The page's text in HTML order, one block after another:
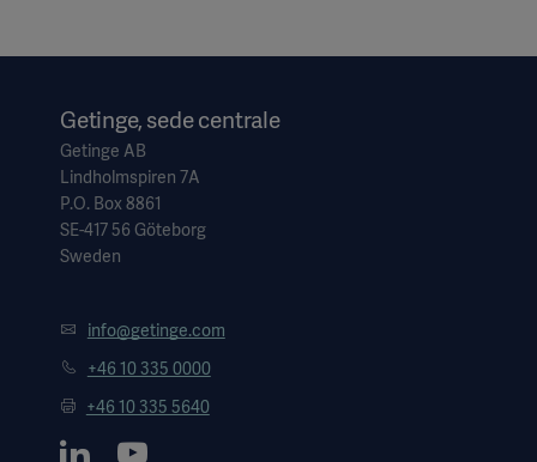
Getinge, sede centrale
Getinge AB
Lindholmspiren 7A
P.O. Box 8861
SE-417 56 Göteborg
Sweden
info@getinge.com
+46 10 335 0000
+46 10 335 5640